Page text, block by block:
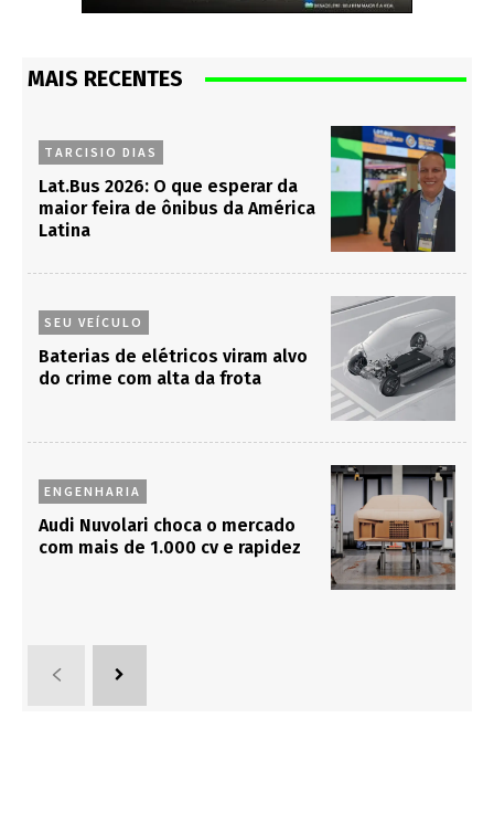
MAIS RECENTES
TARCISIO DIAS
Lat.Bus 2026: O que esperar da
maior feira de ônibus da América
Latina
SEU VEÍCULO
Baterias de elétricos viram alvo
do crime com alta da frota
ENGENHARIA
Audi Nuvolari choca o mercado
com mais de 1.000 cv e rapidez